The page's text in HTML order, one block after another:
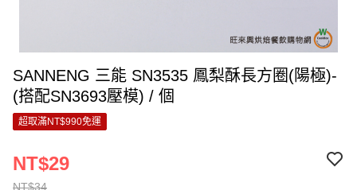
SANNENG 三能 SN3535 鳳梨酥長方圈(陽極)-
(搭配SN3693壓模) / 個
超取滿NT$990免運
NT$34
NT$29